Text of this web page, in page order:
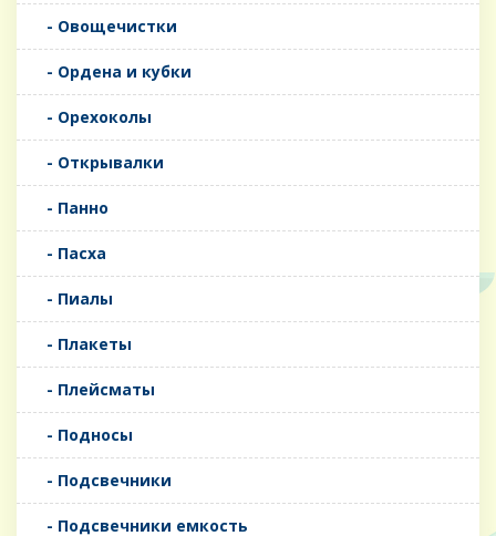
- Овощечистки
- Ордена и кубки
- Орехоколы
- Открывалки
- Панно
- Пасха
- Пиалы
- Плакеты
- Плейсматы
- Подносы
- Подсвечники
- Подсвечники емкость